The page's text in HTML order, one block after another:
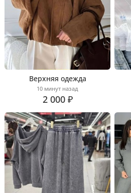
Верхняя одежда
10 минут назад
2 000 ₽